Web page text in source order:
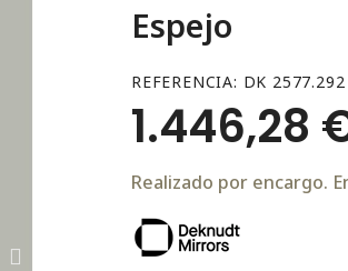
Espejo
REFERENCIA DK 2577.292
1.446,28
Realizado por encargo.